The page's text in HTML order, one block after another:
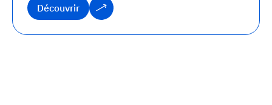
Découvrir
Découvrir